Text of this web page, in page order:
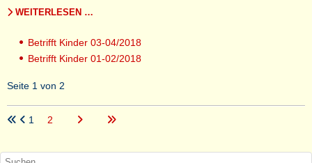
WEITERLESEN …
Betrifft Kinder 03-04/2018
Betrifft Kinder 01-02/2018
Seite 1 von 2
1 2